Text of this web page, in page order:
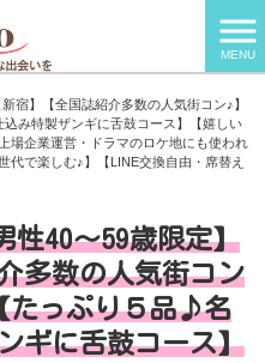
MENU
宿】【全国誌紹介多数の人気街コン♪】
込み特製ザンギに舌鼓コース】【嬉しい
企業運営・ドラマのロケ地にも使われ
代で楽しむ♪】【LINE交換自由・席替え
性40～59歳限定】
多数の人気街コン
たっぷり５品♪名
ギに舌鼓コース】